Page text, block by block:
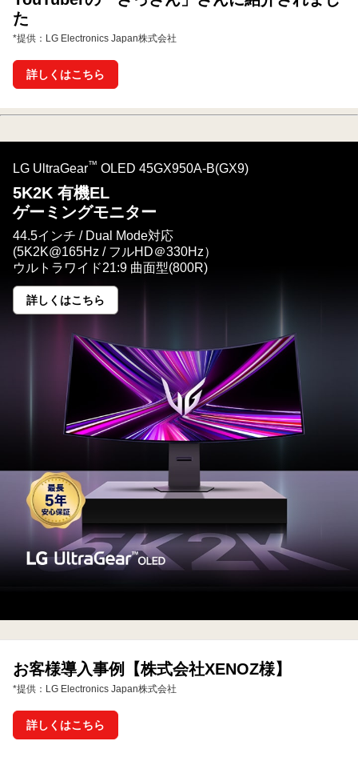
た
*提供：LG Electronics Japan株式会社
詳しくはこちら
LG UltraGear™ OLED 45GX950A-B(GX9)
5K2K 有機EL
ゲーミングモニター
44.5インチ / Dual Mode対応
(5K2K@165Hz / フルHD＠330Hz）
ウルトラワイド21:9 曲面型(800R)
5K2K
有
EL<br>
ゲ
ー
ミ
ン
グ
モ
ニ
タ
ー
詳しくはこちら
お客様導入事例【株式会社XENOZ様】
*提供：LG Electronics Japan株式会社
詳しくはこちら